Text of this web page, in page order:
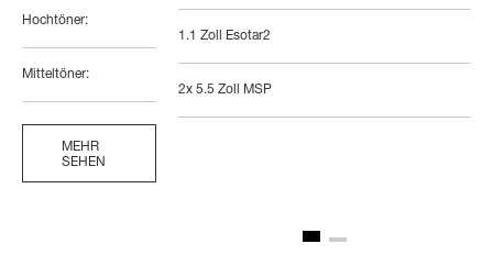
Hochtöner:
Mitteltöner:
MEHR
SEHEN
1.1 Zoll Esotar2
2x 5.5 Zoll MSP